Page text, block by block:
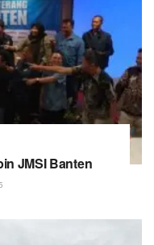
JMSI Banten